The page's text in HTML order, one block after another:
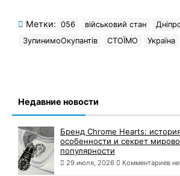
Метки: 056 військовий стан
ЗупинимоОкупантів
СТОЇМО Україна
Недавние новости
Бренд Chrome Hearts:
особенности и секрет
популярности
29 июля, 2026 Комментариев